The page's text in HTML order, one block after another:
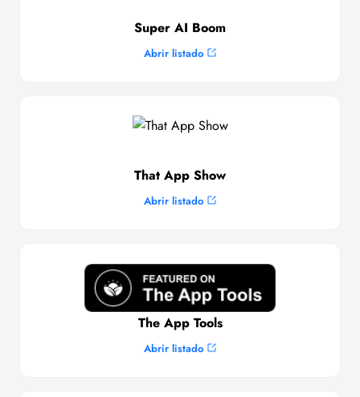
Super AI Boom
Abrir listado
That App Show
Abrir listado
The App Tools
Abrir listado